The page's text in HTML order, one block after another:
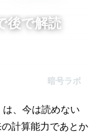
後で解読
会で「量子はまだ暗号ラボ
は、今は読めない
計算能力であとか